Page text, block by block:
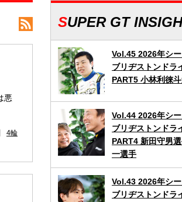
悪
4輪
SUPER GT
Vol.45 2026年シ
ブリヂストンドラ
PART5 小林利徠
Vol.44 2026年シ
ブリヂストンドラ
PART4 新田守男
一選手
Vol.43 2026年シ
ブリヂストンドラ